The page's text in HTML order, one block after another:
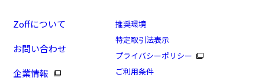
Zoffについて
お問い合わせ
企業情報
推奨環境
特定取引法表示
プライバシーポリシー
ご利用条件